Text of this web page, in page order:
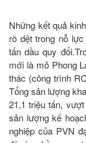
Những kết quả
rõ dệt trong nỗ
tấn dầu quy
mới là mỏ Phong
thác (công trình
Tổng sản lượng
21,1 triệu tấn,
sản lượng kế
nghiệp của PVN